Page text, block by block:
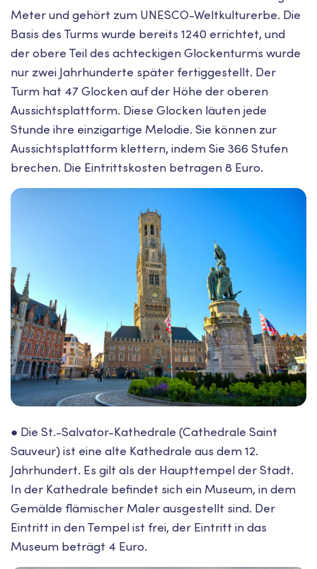
Meter und gehört zum UNESCO-Weltkulturerbe. Die
Basis des Turms wurde bereits 1240 errichtet, und
der obere Teil des achteckigen Glockenturms wurde
nur zwei Jahrhunderte später fertiggestellt. Der
Turm hat 47 Glocken auf der Höhe der oberen
Aussichtsplattform. Diese Glocken läuten jede
Stunde ihre einzigartige Melodie. Sie können zur
Aussichtsplattform klettern, indem Sie 366 Stufen
brechen. Die Eintrittskosten betragen 8 Euro.
● Die St.-Salvator-Kathedrale (Cathedrale Saint
Sauveur) ist eine alte Kathedrale aus dem 12.
Jahrhundert. Es gilt als der Haupttempel der Stadt.
In der Kathedrale befindet sich ein Museum, in dem
Gemälde flämischer Maler ausgestellt sind. Der
Eintritt in den Tempel ist frei, der Eintritt in das
Museum beträgt 4 Euro.